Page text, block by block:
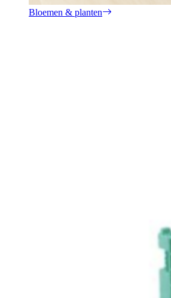
Bloemen & planten